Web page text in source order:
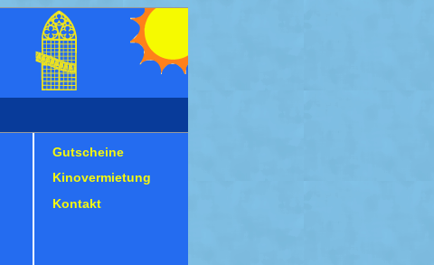
Gutscheine
Kinovermietung
Kontakt